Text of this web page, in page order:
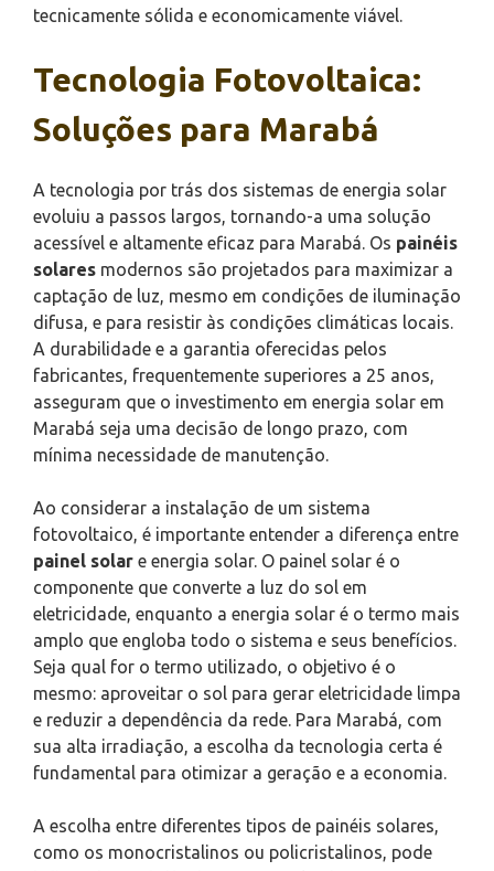
tecnicamente sólida e economicamente viável.
Tecnologia Fotovoltaica:
Soluções para Marabá
A tecnologia por trás dos sistemas de energia solar
evoluiu a passos largos, tornando-a uma solução
acessível e altamente eficaz para Marabá. Os painéis
solares modernos são projetados para maximizar a
captação de luz, mesmo em condições de iluminação
difusa, e para resistir às condições climáticas locais.
A durabilidade e a garantia oferecidas pelos
fabricantes, frequentemente superiores a 25 anos,
asseguram que o investimento em energia solar em
Marabá seja uma decisão de longo prazo, com
mínima necessidade de manutenção.
Ao considerar a instalação de um sistema
fotovoltaico, é importante entender a diferença entre
painel solar e energia solar. O painel solar é o
componente que converte a luz do sol em
eletricidade, enquanto a energia solar é o termo mais
amplo que engloba todo o sistema e seus benefícios.
Seja qual for o termo utilizado, o objetivo é o
mesmo: aproveitar o sol para gerar eletricidade limpa
e reduzir a dependência da rede. Para Marabá, com
sua alta irradiação, a escolha da tecnologia certa é
fundamental para otimizar a geração e a economia.
A escolha entre diferentes tipos de painéis solares,
como os monocristalinos ou policristalinos, pode